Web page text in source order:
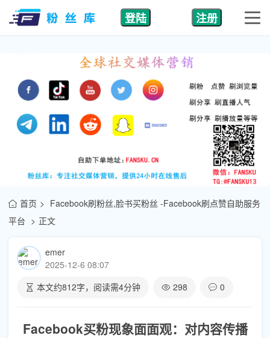
登陆 注册
首页
Facebook刷粉丝,脸书买粉丝 -Facebook刷点赞自助服务
平台
正文
emer
2025-12-6 08:07
本文约812字，阅读需4分钟 298 0
Facebook买粉现象面面观：对内容传播